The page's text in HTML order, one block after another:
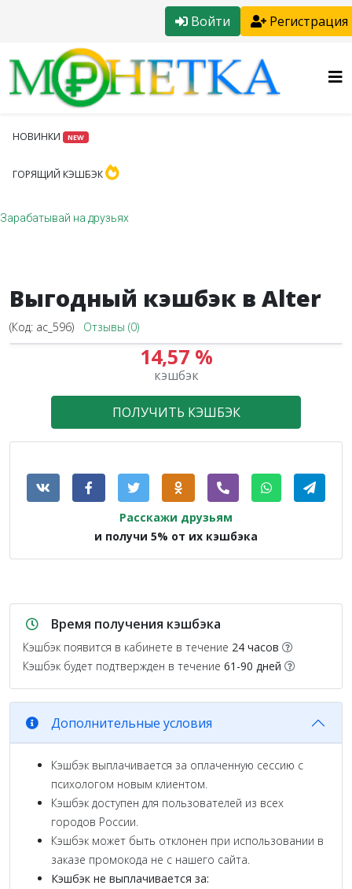
Войти Регистрация
НОВИНКИ NEW
ГОРЯЩИЙ КЭШБЭК
Зарабатывай на друзьях
Выгодный кэшбэк в Alter
(Код: ac_596) Отзывы (0)
14,57 %
кэшбэк
ПОЛУЧИТЬ КЭШБЭК
Расскажи друзьям
и получи 5% от их кэшбэка
Время получения кэшбэка
Кэшбэк появится в кабинете в течение 24 часов
Кэшбэк будет подтвержден в течение 61-90 дней
Дополнительные условия
Кэшбэк выплачивается за оплаченную сессию с
психологом новым клиентом.
Кэшбэк доступен для пользователей из всех
городов России.
Кэшбэк может быть отклонен при использовании в
заказе промокода не с нашего сайта.
Кэшбэк не выплачивается за: